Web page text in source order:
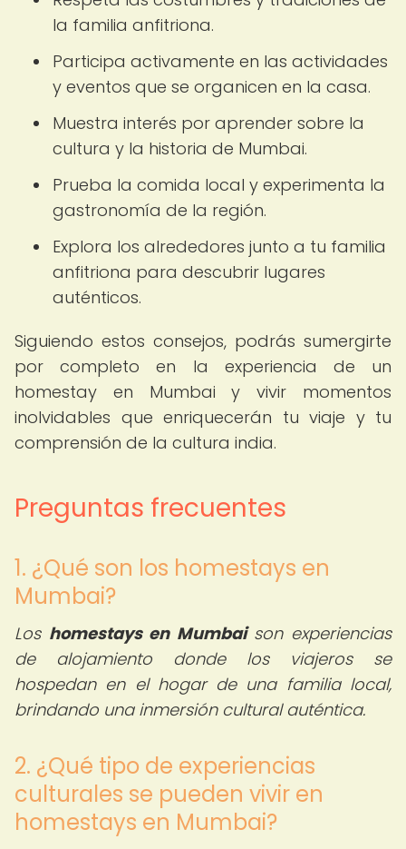
la familia anfitriona.
Participa activamente en las actividades
y eventos que se organicen en la casa.
Muestra interés por aprender sobre la
cultura y la historia de Mumbai.
Prueba la comida local y experimenta la
gastronomía de la región.
Explora los alrededores junto a tu familia
anfitriona para descubrir lugares
auténticos.
Siguiendo estos consejos, podrás sumergirte
por completo en la experiencia de un
homestay en Mumbai y vivir momentos
inolvidables que enriquecerán tu viaje y tu
comprensión de la cultura india.
Preguntas frecuentes
1. ¿Qué son los homestays en
Mumbai?
Los homestays en Mumbaison experiencias
de alojamiento donde los viajeros se
hospedan en el hogar de una familia local,
brindando una inmersión cultural auténtica.
2. ¿Qué tipo de experiencias
culturales se pueden vivir en
homestays en Mumbai?